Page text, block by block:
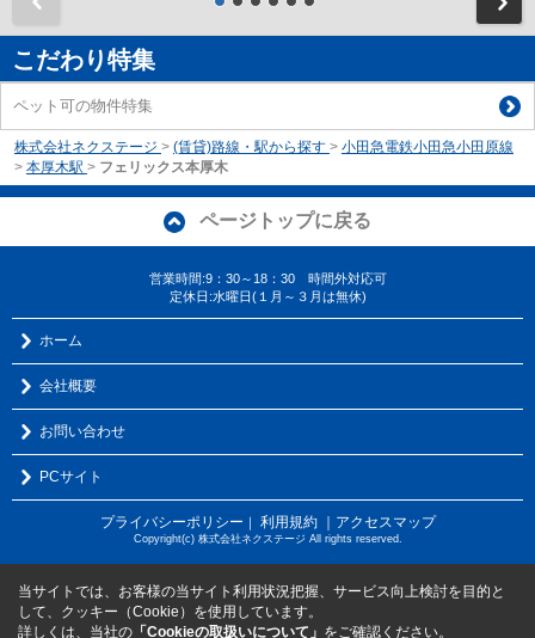
こだわり特集
ペット可の物件特集
株式会社ネクステージ > (賃貸)路線・駅から探す > 小田急電鉄小田急小田原線
> 本厚木駅 > フェリックス本厚木
ページトップに戻る
営業時間:9：30～18：30 時間外対応可
定休日:水曜日(１月～３月は無休)
ホーム
会社概要
お問い合わせ
PCサイト
プライバシーポリシー ｜ 利用規約 ｜アクセスマップ
Copyright(c) 株式会社ネクステージ All rights reserved.
当サイトでは、お客様の当サイト利用状況把握、サービス向上検討を目的と
して、クッキー（Cookie）を使用しています。
詳しくは、当社の 「Cookieの取扱いについて」 をご確認ください。